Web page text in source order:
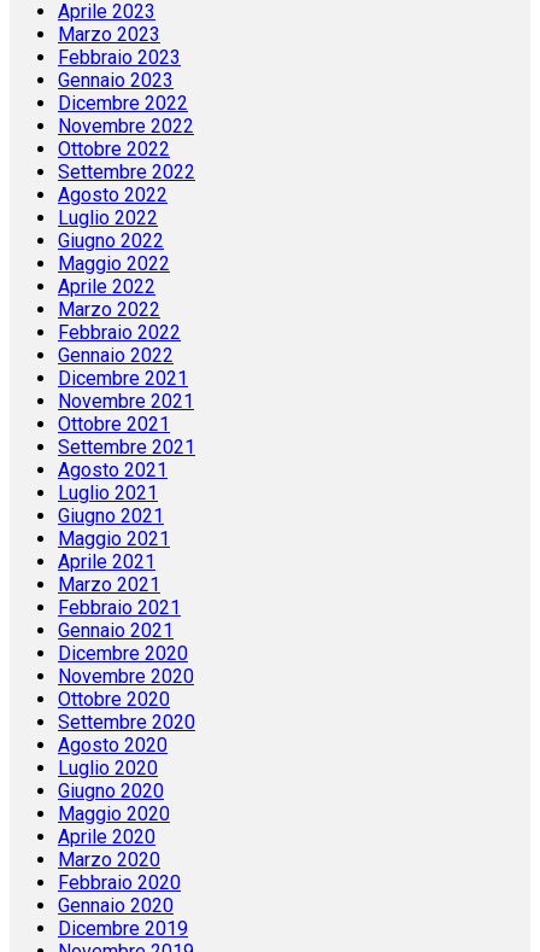
Aprile 2023
Marzo 2023
Febbraio 2023
Gennaio 2023
Dicembre 2022
Novembre 2022
Ottobre 2022
Settembre 2022
Agosto 2022
Luglio 2022
Giugno 2022
Maggio 2022
Aprile 2022
Marzo 2022
Febbraio 2022
Gennaio 2022
Dicembre 2021
Novembre 2021
Ottobre 2021
Settembre 2021
Agosto 2021
Luglio 2021
Giugno 2021
Maggio 2021
Aprile 2021
Marzo 2021
Febbraio 2021
Gennaio 2021
Dicembre 2020
Novembre 2020
Ottobre 2020
Settembre 2020
Agosto 2020
Luglio 2020
Giugno 2020
Maggio 2020
Aprile 2020
Marzo 2020
Febbraio 2020
Gennaio 2020
Dicembre 2019